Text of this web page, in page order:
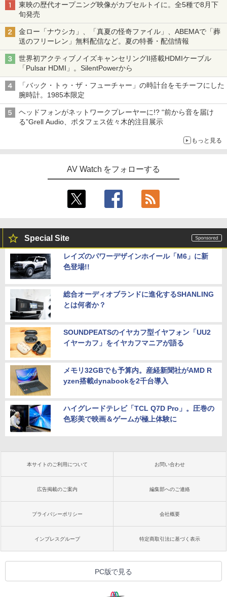
東映の歴代オープニング映像がカプセルトイに。全5種で8月下
旬発売
金ロー「ナウシカ」、「真夏の怪奇ファイル」、ABEMAで「葬
送のフリーレン」無料配信など。夏の特番・配信情報
世界初アクティブノイズキャンセリングII搭載HDMIケーブル
「Pulsar HDMI」。SilentPowerから
「バック・トゥ・ザ・フューチャー」の時計台をモチーフにした
腕時計。1985本限定
ヘッドフォンがネットワークプレーヤーに!? “前から音を届け
る”Grell Audio、ポタフェス佐々木的注目展示
もっと見る
AV Watch をフォローする
Special Site
レイズのパワーデザインホイール「M6」に新
色登場!!
総合オーディオブランドに進化するSHANLING
とは何者か？
SOUNDPEATSのイヤカフ型イヤフォン「UU2
イヤーカフ」をイヤカフマニアが語る
メモリ32GBでも予算内。産経新聞社がAMD R
yzen搭載dynabookを2千台導入
ハイグレードテレビ「TCL Q7D Pro」。圧巻の
色彩美で映画＆ゲームが極上体験に
本サイトのご利用について お問い合わせ
広告掲載のご案内 編集部へのご連絡
プライバシーポリシー 会社概要
インプレスグループ 特定商取引法に基づく表示
PC版で見る